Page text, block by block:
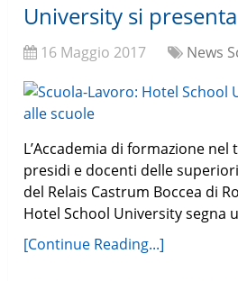
University si
16 Maggio 2017 News
L’Accademia di formazione
presidi e docenti delle
del Relais Castrum Boccea di
Hotel School University segna
[Continue Reading...]